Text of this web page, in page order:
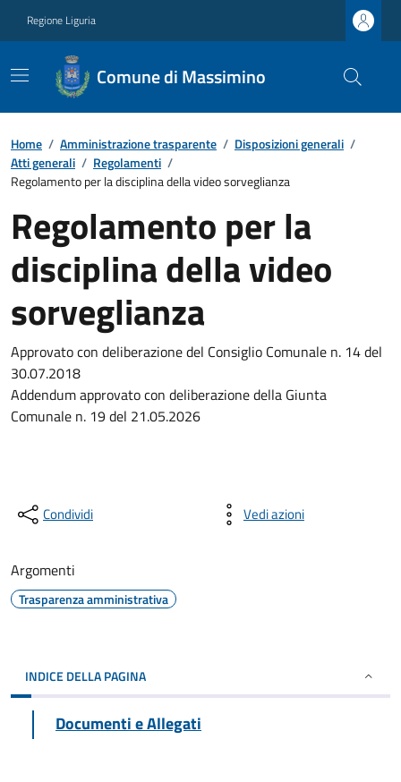
Regione Liguria
Comune di Massimino
Home / Amministrazione trasparente / Disposizioni generali /
Atti generali / Regolamenti /
Regolamento per la disciplina della video sorveglianza
Regolamento per la
disciplina della video
sorveglianza
Approvato con deliberazione del Consiglio Comunale n. 14 del
30.07.2018
Addendum approvato con deliberazione della Giunta
Comunale n. 19 del 21.05.2026
Condividi Vedi azioni
Argomenti
Trasparenza amministrativa
INDICE DELLA PAGINA
Documenti e Allegati